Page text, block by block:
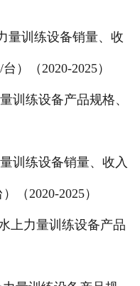
训练设备销量、收
）（2020-2025）
练设备产品规格、
训练设备销量、收入
（2020-2025）
上力量训练设备产品